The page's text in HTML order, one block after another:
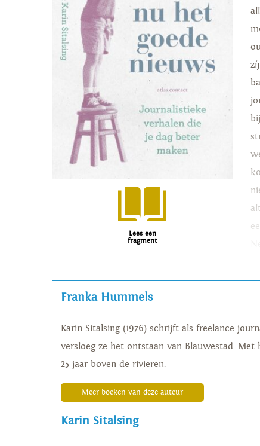
Lees een
fragment
Franka Hummels
Karin Sitalsing (1976) schrijft als freelance
versloeg ze het ontstaan van Blauwestad. Met
25 jaar boven de rivieren.
Meer boeken van deze auteur
Karin Sitalsing